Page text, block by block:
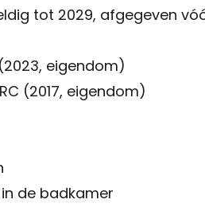
tot 2029, afgegeven
eigendom)
(2017, eigendom)
de badkamer